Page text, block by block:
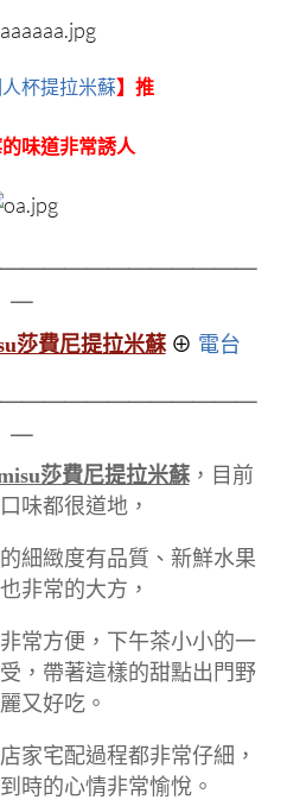
杯提拉米蘇】推
味道非常誘人
莎費尼提拉米蘇 ⊕ 電台
莎費尼提拉米蘇，目前
味都很道地，
細緻度有品質、新鮮水果
非常的大方，
常方便，下午茶小小的一
，帶著這樣的甜點出門野
又好吃。
家宅配過程都非常仔細，
時的心情非常愉悅。